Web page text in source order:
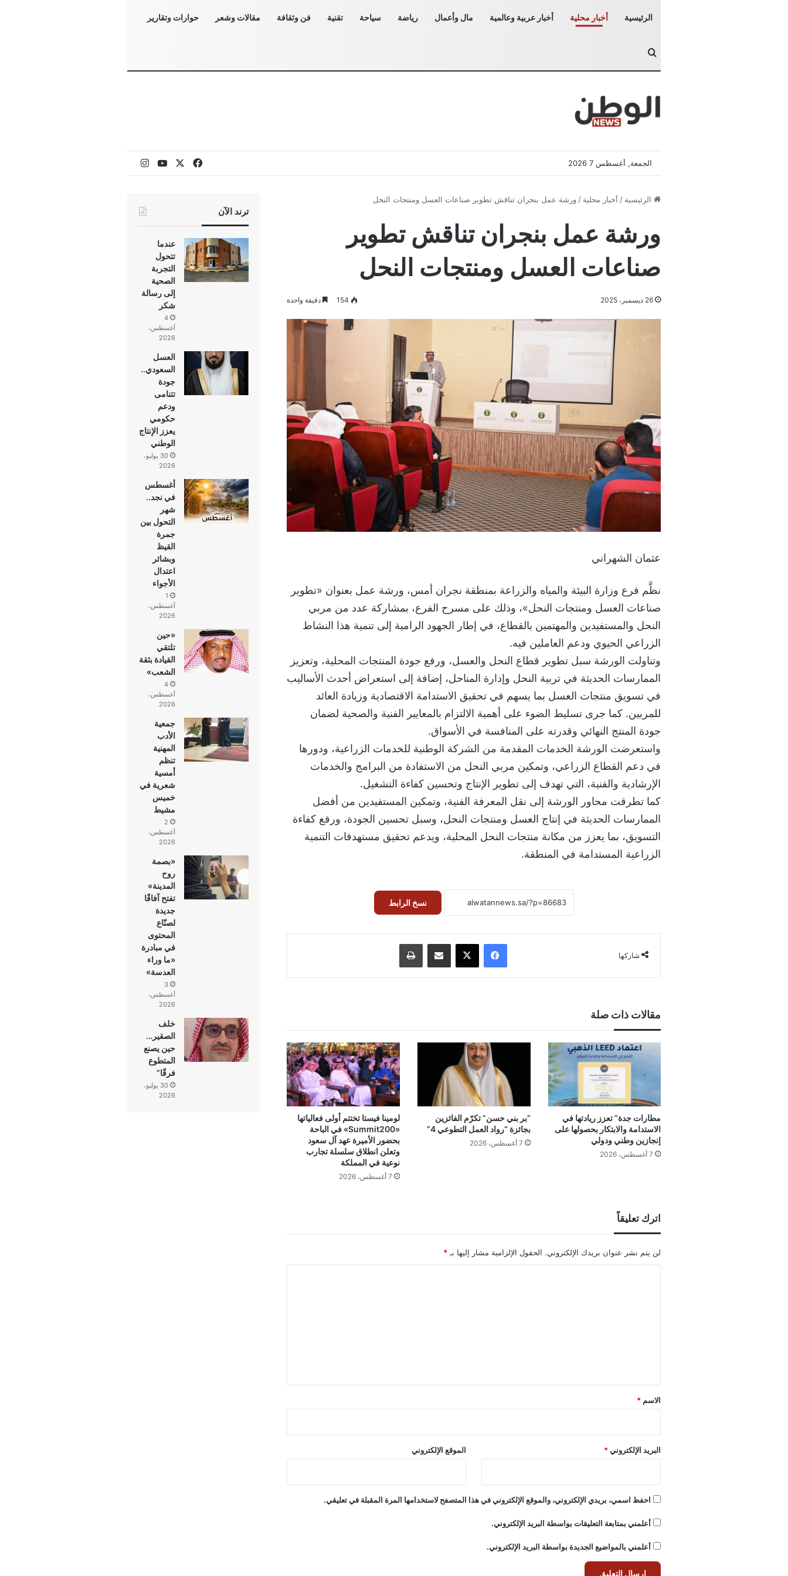
الرئيسية أخبار محلية أخبار عربية وعالمية مال وأعمال رياضة سياحة تقنية فن وثقافة مقالات وشعر حوارات وتقارير
بحث عن
الجمعة, أغسطس 7 2026 فيسبوك ‫YouTubeانستقرام
الرئيسية / أخبار محلية / ورشة عمل بنجران تناقش تطوير صناعات العسل ومنتجات النحل
ورشة عمل بنجران تناقش تطوير
صناعات العسل ومنتجات النحل
26 ديسمبر، 2025 154 دقيقة واحدة
عثمان الشهراني
نظَّم فرع وزارة البيئة والمياه والزراعة بمنطقة نجران أمس، ورشة عمل بعنوان «تطوير
صناعات العسل ومنتجات النحل»، وذلك على مسرح الفرع، بمشاركة عدد من مربي
النحل والمستفيدين والمهتمين بالقطاع، في إطار الجهود الرامية إلى تنمية هذا النشاط
الزراعي الحيوي ودعم العاملين فيه.
وتناولت الورشة سبل تطوير قطاع النحل والعسل، ورفع جودة المنتجات المحلية، وتعزيز
الممارسات الحديثة في تربية النحل وإدارة المناحل، إضافة إلى استعراض أحدث الأساليب
في تسويق منتجات العسل بما يسهم في تحقيق الاستدامة الاقتصادية وزيادة العائد
للمربين. كما جرى تسليط الضوء على أهمية الالتزام بالمعايير الفنية والصحية لضمان
جودة المنتج النهائي وقدرته على المنافسة في الأسواق.
واستعرضت الورشة الخدمات المقدمة من الشركة الوطنية للخدمات الزراعية، ودورها
في دعم القطاع الزراعي، وتمكين مربي النحل من الاستفادة من البرامج والخدمات
الإرشادية والفنية، التي تهدف إلى تطوير الإنتاج وتحسين كفاءة التشغيل.
كما تطرقت محاور الورشة إلى نقل المعرفة الفنية، وتمكين المستفيدين من أفضل
الممارسات الحديثة في إنتاج العسل ومنتجات النحل، وسبل تحسين الجودة، ورفع كفاءة
التسويق، بما يعزز من مكانة منتجات النحل المحلية، ويدعم تحقيق مستهدفات التنمية
الزراعية المستدامة في المنطقة.
نسخ الرابط
شاركها
فيسبوك ‫X مشاركة عبر البريد طباعة
مقالات ذات صلة
مطارات جدة” تعزز ريادتها في
الاستدامة والابتكار بحصولها على
إنجازين وطني ودولي
7 أغسطس، 2026
“بر بني حسن” تكرّم الفائزين
بجائزة “رواد العمل التطوعي 4”
7 أغسطس، 2026
لومينا فيستا تختتم أولى فعالياتها
«Summit200» في الباحة
بحضور الأميرة عهد آل سعود
وتعلن انطلاق سلسلة تجارب
نوعية في المملكة
7 أغسطس، 2026
اترك تعليقاً
لن يتم نشر عنوان بريدك الإلكتروني. الحقول الإلزامية مشار إليها بـ *
*
الاسم *
البريد الإلكتروني* الموقع الإلكتروني
احفظ اسمي، بريدي الإلكتروني، والموقع الإلكتروني في هذا المتصفح لاستخدامها المرة المقبلة في تعليقي.
أعلمني بمتابعة التعليقات بواسطة البريد الإلكتروني.
أعلمني بالمواضيع الجديدة بواسطة البريد الإلكتروني.
ترند الآن
عندما
تتحول
التجربة
الصحية
إلى رسالة
شكر
4
أغسطس،
2026
العسل
السعودي..
جودة
تتنامى
ودعم
حكومي
يعزز الإنتاج
الوطني
30 يوليو،
2026
أغسطس
في نجد..
شهر
التحول بين
جمرة
القيظ
وبشائر
اعتدال
الأجواء
1
أغسطس،
2026
«حين
تلتقي
القيادة بثقة
الشعب»
4
أغسطس،
2026
جمعية
الأدب
المهنية
تنظم
أمسية
شعرية في
خميس
مشيط
2
أغسطس،
2026
«بصمة
روح
المدينة»
تفتح آفاقًا
جديدة
لصنّاع
المحتوى
في مبادرة
«ما وراء
العدسة»
3
أغسطس،
2026
خلف
الصقير…
حين يصنع
المتطوع
فرقًا”
30 يوليو،
2026